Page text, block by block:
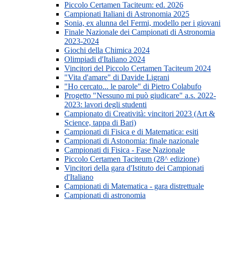
Piccolo Certamen Taciteum: ed. 2026
Campionati Italiani di Astronomia 2025
Sonia, ex alunna del Fermi, modello per i giovani
Finale Nazionale dei Campionati di Astronomia
2023-2024
Giochi della Chimica 2024
Olimpiadi d'Italiano 2024
Vincitori del Piccolo Certamen Taciteum 2024
"Vita d'amare" di Davide Ligrani
"Ho cercato... le parole" di Pietro Colabufo
Progetto "Nessuno mi può giudicare" a.s. 2022-
2023: lavori degli studenti
Campionato di Creatività: vincitori 2023 (Art &
Science, tappa di Bari)
Campionati di Fisica e di Matematica: esiti
Campionati di Astonomia: finale nazionale
Campionati di Fisica - Fase Nazionale
Piccolo Certamen Taciteum (28^ edizione)
Vincitori della gara d'Istituto dei Campionati
d'Italiano
Campionati di Matematica - gara distrettuale
Campionati di astronomia